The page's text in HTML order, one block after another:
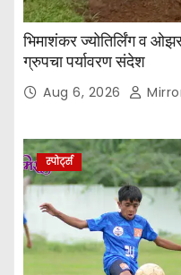
भिमाशंकर ज्योतिर्लिंग व
ग्रुपचा पर्यावरण संदेश
Aug 6, 2026
स्पोर्ट्स